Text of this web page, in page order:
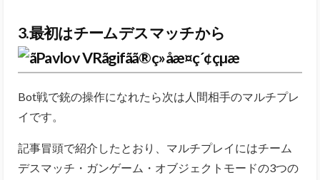
3.最初はチームデスマッチから
Bot戦で銃の操作になれたら次は人間相手のマルチプレ
イです。
記事冒頭で紹介したとおり、マルチプレイにはチーム
デスマッチ・ガンゲーム・オブジェクトモードの3つの